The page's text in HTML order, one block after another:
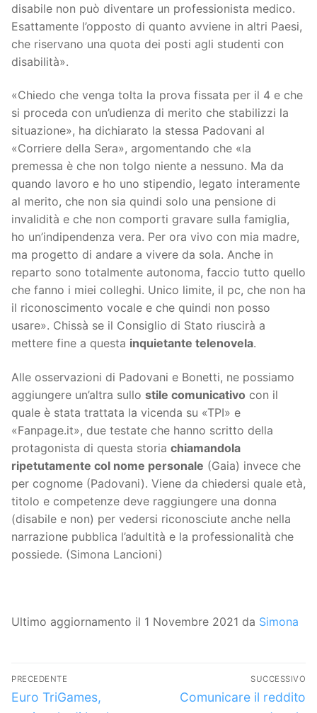
disabile non può diventare un professionista medico.
Esattamente l’opposto di quanto avviene in altri Paesi,
che riservano una quota dei posti agli studenti con
disabilità».
«Chiedo che venga tolta la prova fissata per il 4 e che
si proceda con un’udienza di merito che stabilizzi la
situazione», ha dichiarato la stessa Padovani al
«Corriere della Sera», argomentando che «la
premessa è che non tolgo niente a nessuno. Ma da
quando lavoro e ho uno stipendio, legato interamente
al merito, che non sia quindi solo una pensione di
invalidità e che non comporti gravare sulla famiglia,
ho un’indipendenza vera. Per ora vivo con mia madre,
ma progetto di andare a vivere da sola. Anche in
reparto sono totalmente autonoma, faccio tutto quello
che fanno i miei colleghi. Unico limite, il pc, che non ha
il riconoscimento vocale e che quindi non posso
usare». Chissà se il Consiglio di Stato riuscirà a
mettere fine a questa inquietante telenovela.
Alle osservazioni di Padovani e Bonetti, ne possiamo
aggiungere un’altra sullo stile comunicativo con il
quale è stata trattata la vicenda su «TPI» e
«Fanpage.it», due testate che hanno scritto della
protagonista di questa storia chiamandola
ripetutamente col nome personale (Gaia) invece che
per cognome (Padovani). Viene da chiedersi quale età,
titolo e competenze deve raggiungere una donna
(disabile e non) per vedersi riconosciute anche nella
narrazione pubblica l’adultità e la professionalità che
possiede. (Simona Lancioni)
Ultimo aggiornamento il 1 Novembre 2021 da Simona
Navigazione
articoli
PRECEDENTE
Articolo
Euro TriGames,
SUCCESSIVO
Articolo
Comunicare il reddito